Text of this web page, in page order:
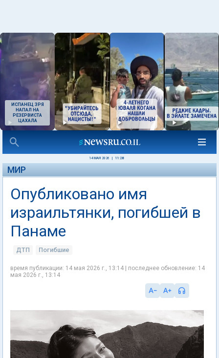
ИСПАНЕЦ ЗРЯ
НАПАЛ НА
РЕЗЕРВИСТА
ЦАХАЛА
14 МАЯ 2026 11:28
МИР
Опубликовано имя
израильтянки, погибшей в
Панаме
ДТП Погибшие
время публикации: 14 мая 2026 г., 13:14 | последнее обновление: 14
мая 2026 г., 13:14